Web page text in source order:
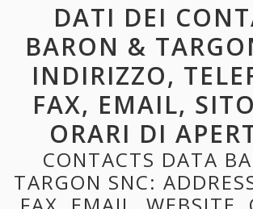
DATI DEI
BARON &
INDIRIZZO,
FAX, EMAIL,
ORARI DI
CONTACTS DATA
TARGON SNC: